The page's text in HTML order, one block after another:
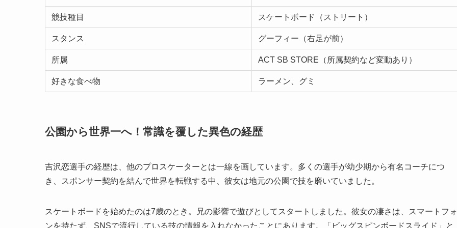
競技種目 スケートボード（ストリート）
スタンス グーフィー（右足が前）
所属 ACT SB STORE（所属契約など変動あり）
好きな食べ物 ラーメン、グミ
公園から世界一へ！常識を覆した異色の経歴
吉沢恋選手の経歴は、他のプロスケーターとは一線を画しています。多くの選手が幼少期から有名コーチにつ
き、スポンサー契約を結んで世界を転戦する中、彼女は地元の公園で技を磨いていました。
スケートボードを始めたのは7歳のとき。兄の影響で遊びとしてスタートしました。彼女の凄さは、スマートフォ
ンを持たず、SNSで流行している技の情報を入れなかったことにあります。「ビッグスピンボードスライド」と